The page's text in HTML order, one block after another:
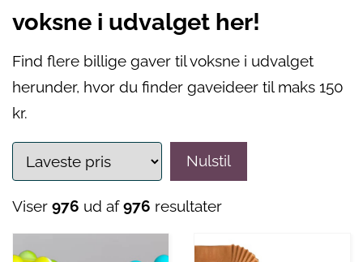
voksne i udvalget her!
Find flere billige gaver til voksne i udvalget
herunder, hvor du finder gaveideer til maks 150
kr.
Nulstil
Viser 976 ud af976 resultater